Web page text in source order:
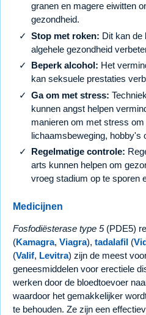
granen en magere eiwitten
gezondheid.
Stop met roken: Dit kan de
algehele gezondheid
Beperk alcohol: Het
kan seksuele prestaties
Ga om met stress:
kunnen angst helpen
manieren om met stress
lichaamsbeweging, hobby's
Regelmatige controle:
arts kunnen helpen om
vroeg stadium op te sporen
Medicijnen
Fosfodiësterase type 5(PDE5)
(Kamagra, Viagra), tadalafil (
(Valif, Levitra) zijn de meest
geneesmiddelen voor erectiele
werken door de bloedtoevoer
waardoor het gemakkelijker
te behouden. Ze zijn een